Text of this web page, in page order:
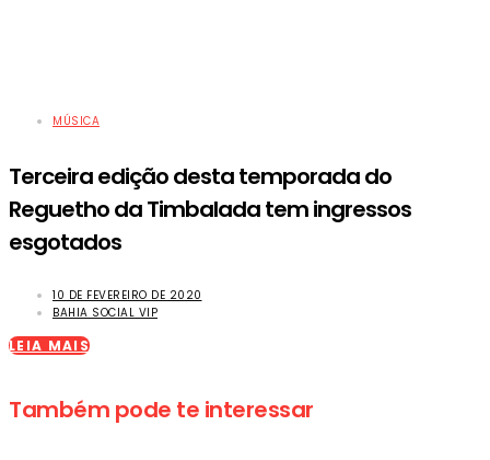
MÚSICA
Terceira edição desta temporada do
Reguetho da Timbalada tem ingressos
esgotados
10 DE FEVEREIRO DE 2020
BAHIA SOCIAL VIP
LEIA MAIS
Também pode te interessar